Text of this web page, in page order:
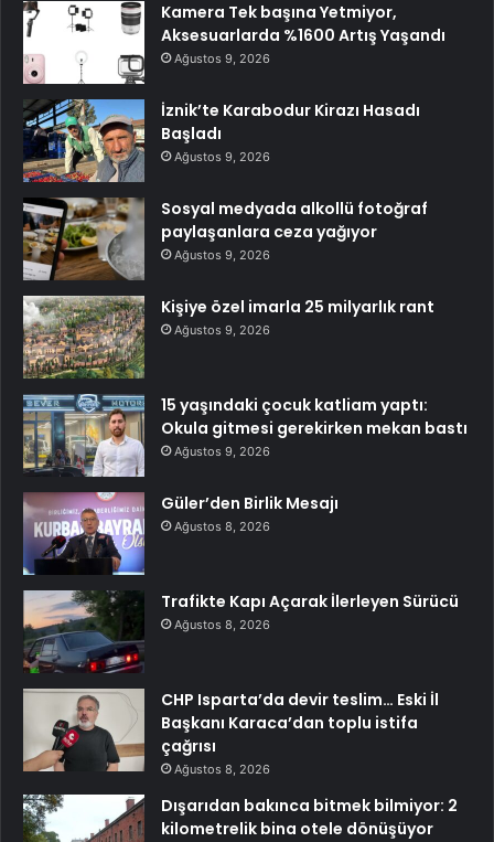
Kamera Tek başına Yetmiyor,
Aksesuarlarda %1600 Artış Yaşandı
Ağustos 9, 2026
İznik’te Karabodur Kirazı Hasadı
Başladı
Ağustos 9, 2026
Sosyal medyada alkollü fotoğraf
paylaşanlara ceza yağıyor
Ağustos 9, 2026
Kişiye özel imarla 25 milyarlık rant
Ağustos 9, 2026
15 yaşındaki çocuk katliam yaptı:
Okula gitmesi gerekirken mekan bastı
Ağustos 9, 2026
Güler’den Birlik Mesajı
Ağustos 8, 2026
Trafikte Kapı Açarak İlerleyen Sürücü
Ağustos 8, 2026
CHP Isparta’da devir teslim… Eski İl
Başkanı Karaca’dan toplu istifa
çağrısı
Ağustos 8, 2026
Dışarıdan bakınca bitmek bilmiyor: 2
kilometrelik bina otele dönüşüyor